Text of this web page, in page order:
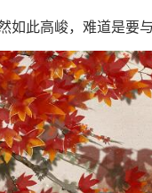
此高峻，难道是要与